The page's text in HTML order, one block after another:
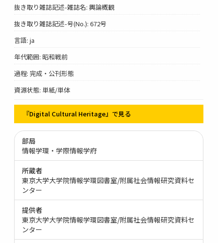
抜き取り雑誌記述-雑誌名: 輿論概観
抜き取り雑誌記述-号(No.): 672号
言語: ja
年代範囲: 昭和戦前
過程: 完成・公刊形態
資源状態: 単紙/単体
『Digital Cultural Heritage』で見る
部局
情報学環・学際情報学府
所蔵者
東京大学大学院情報学環図書室/附属社会情報研究資料セ
ンター
提供者
東京大学大学院情報学環図書室/附属社会情報研究資料セ
ンター